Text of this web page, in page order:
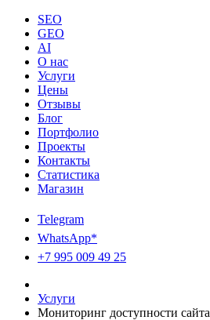
SEO
GEO
AI
О нас
Услуги
Цены
Отзывы
Блог
Портфолио
Проекты
Контакты
Статистика
Магазин
Telegram
WhatsApp*
+7 995 009 49 25
Услуги
Мониторинг доступности сайта